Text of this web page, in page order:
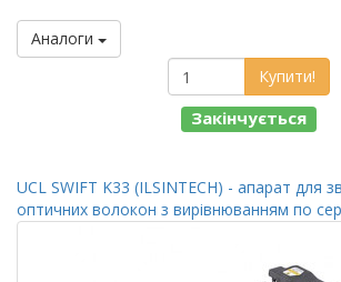
Аналоги
Купити!
Закінчується
UCL SWIFT K33 (ILSINTECH) - апарат для
оптичних волокон з вирівнюванням по